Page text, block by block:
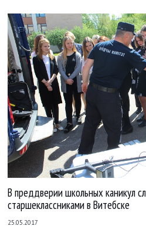
В преддверии школьных каникул
старшеклассниками в Витебске
25.05.2017